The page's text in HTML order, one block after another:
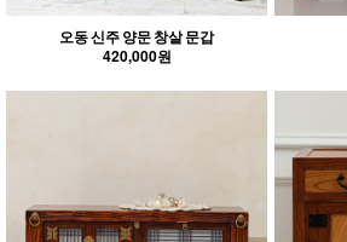
오동 신주 양문 창살 문갑
420,000원